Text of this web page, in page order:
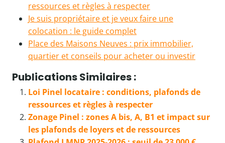
ressources et règles à respecter
Je suis propriétaire et je veux faire une
colocation : le guide complet
Place des Maisons Neuves : prix immobilier,
quartier et conseils pour acheter ou investir
Publications Similaires :
Loi Pinel locataire : conditions, plafonds de
ressources et règles à respecter
Zonage Pinel : zones A bis, A, B1 et impact sur
les plafonds de loyers et de ressources